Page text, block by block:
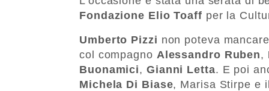
Fondazione Elio Toaff per la
Umberto Pizzi non poteva
col compagno Alessandro Ruben,
Buonamici, Gianni Letta. E poi
Michela Di Biase, Marisa Stirpe e